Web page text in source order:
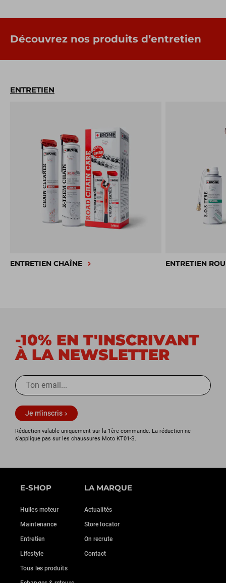
Découvrez nos produits d’entretien
ENTRETIEN
ENTRETIEN CHAÎNE ENTRETIEN
-10% EN T'INSCRIVANT
À LA NEWSLETTER
Je m'inscris
Réduction valable uniquement sur la 1ère commande. La réduction ne
s'applique pas sur les chaussures Moto KT01-S.
E-SHOP
Huiles moteur
Maintenance
Entretien
Lifestyle
Tous les produits
LA MARQUE
Actualités
Store locator
On recrute
Contact